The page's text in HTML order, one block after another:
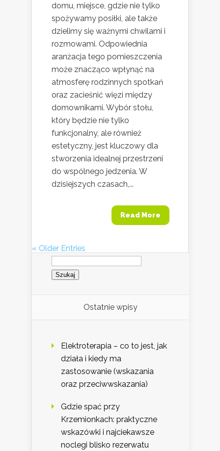
domu, miejsce, gdzie nie tylko
spożywamy posiłki, ale także
dzielimy się ważnymi chwilami i
rozmowami. Odpowiednia
aranżacja tego pomieszczenia
może znacząco wpłynąć na
atmosferę rodzinnych spotkań
oraz zacieśnić więzi między
domownikami. Wybór stołu,
który będzie nie tylko
funkcjonalny, ale również
estetyczny, jest kluczowy dla
stworzenia idealnej przestrzeni
do wspólnego jedzenia. W
dzisiejszych czasach,...
Read More
« Older Entries
Szukaj:
Ostatnie wpisy
Elektroterapia – co to jest, jak
działa i kiedy ma
zastosowanie (wskazania
oraz przeciwwskazania)
Gdzie spać przy
Krzemionkach: praktyczne
wskazówki i najciekawsze
noclegi blisko rezerwatu